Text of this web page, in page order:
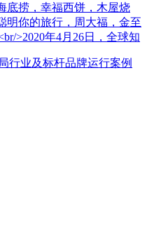
底捞，幸福西饼，木屋烧
明你的旅行，周大福，金至
>2020年4月26日，全球知